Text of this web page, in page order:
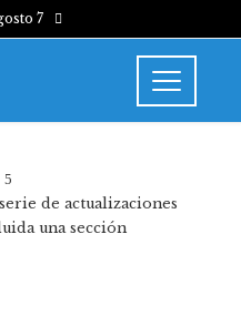
7
de actualizaciones
una sección